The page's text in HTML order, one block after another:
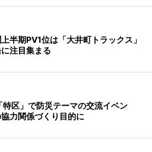
半期PV1位は「大井町トラックス」
注目集まる
区」で防災テーマの交流イベン
力関係づくり目的に